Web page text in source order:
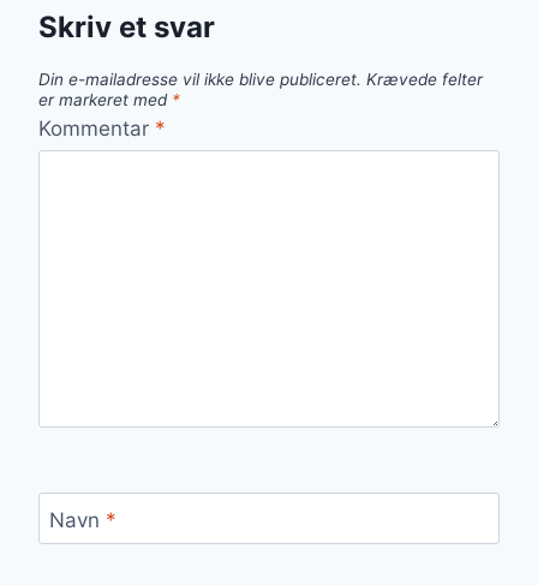
Skriv et svar
Din e-mailadresse vil ikke blive publiceret. Krævede felter
er markeret med *
Kommentar *
Navn *